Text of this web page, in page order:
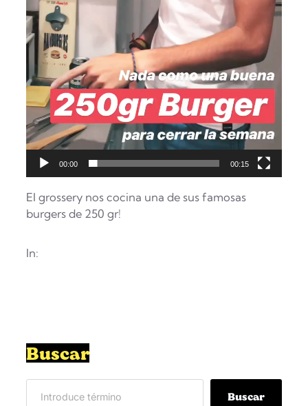
o
00:00 00:15
El grossery nos cocina una de sus famosas
burgers de 250 gr!
In:
Buscar
Buscar